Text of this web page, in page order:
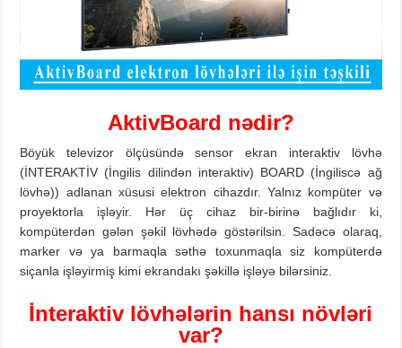
AktivBoard nədir?
Böyük televizor ölçüsündə sensor ekran interaktiv lövhə
(İNTERAKTİV (İngilis dilindən interaktiv) BOARD (İngiliscə ağ
lövhə)) adlanan xüsusi elektron cihazdır. Yalnız kompüter və
proyektorla işləyir. Hər üç cihaz bir-birinə bağlıdır ki,
kompüterdən gələn şəkil lövhədə göstərilsin. Sadəcə olaraq,
marker və ya barmaqla səthə toxunmaqla siz kompüterdə
siçanla işləyirmiş kimi ekrandakı şəkillə işləyə bilərsiniz.
İnteraktiv lövhələrin hansı növləri
var?